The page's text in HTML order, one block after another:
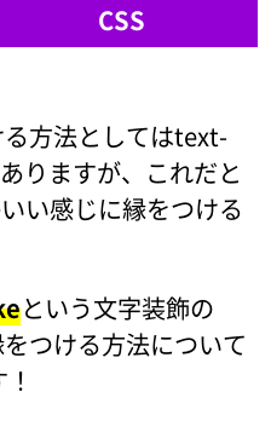
CSS
方法としてはtext-
りますが、これだと
い感じに縁をつける
という文字装飾の
つける方法について